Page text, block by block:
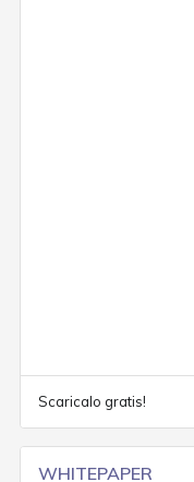
Scaricalo gratis!
WHITEPAPER